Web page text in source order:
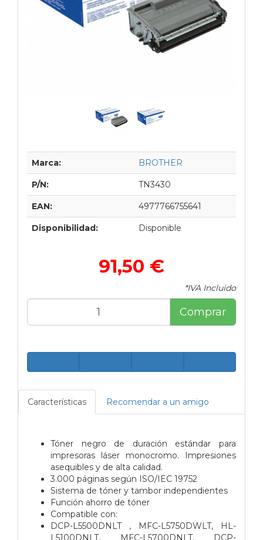
Marca: BROTHER
P/N: TN3430
EAN: 4977766755641
Disponibilidad: Disponible
91,50 €
*IVA Incluido
Comprar
Características Recomendar a un amigo
Tóner negro de duración estándar para
impresoras láser monocromo. Impresiones
asequibles y de alta calidad.
3.000 páginas según ISO/IEC 19752
Sistema de tóner y tambor independientes
Función ahorro de tóner
Compatible con:
DCP-L5500DNLT , MFC-L5750DWLT, HL-
L5100DNLT, MFC-L5700DNLT, DCP-